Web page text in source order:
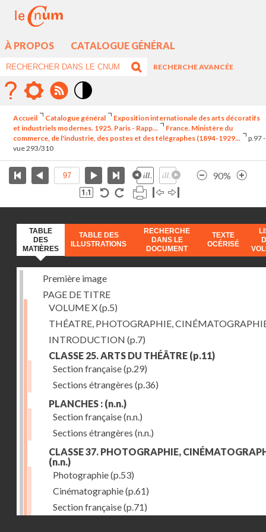
À PROPOS CATALOGUE GÉNÉRAL
RECHERCHE AVANCÉE
élévé
Accueil Catalogue général
Exposition internationale des arts décoratifs
et industriels modernes. 1925. Paris - Rapp...
France. Ministère du
commerce, de l'industrie, des postes et des télégraphes (1894-1929...
p.97 -
vue 293/310
90%
TABLE
DES
MATIÈRES
TABLE DES
ILLUSTRATIONS
RECHERCHE
DANS LE
DOCUMENT
TEXTE
OCÉRISÉ
Première image
PAGE DE TITRE
VOLUME X(p.5)
THÉATRE, PHOTOGRAPHIE,
INTRODUCTION (p.7)
CLASSE 25. ARTS DU THÉÂTRE (p.11)
Section française(p.29)
Sections étrangères (p.36)
PLANCHES : (n.n.)
Section française(n.n.)
Sections étrangères (n.n.)
CLASSE 37. PHOTOGRAPHIE,
(n.n.)
Photographie(p.53)
Cinématographie(p.61)
Section française(p.71)